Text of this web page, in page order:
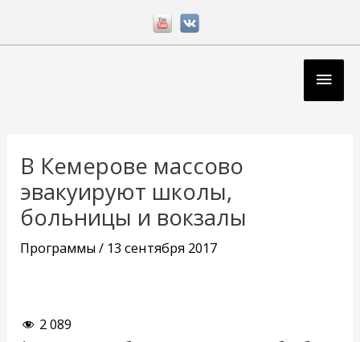
В Кемерове массово
эвакуируют школы,
больницы и вокзалы
Программы/ 13 сентября 2017
2 089
записям